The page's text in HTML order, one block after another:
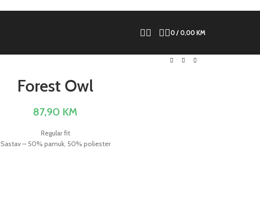
0/ 0,00 KM
Forest Owl
87,90 KM
Regular fit
Sastav – 50% pamuk, 50% poliester